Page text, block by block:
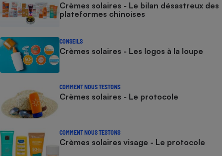
Crèmes solaires - Le bilan désastreux des
plateformes chinoises
CONSEILS
Crèmes solaires - Les logos à la loupe
COMMENT NOUS TESTONS
Crèmes solaires - Le protocole
COMMENT NOUS TESTONS
Crèmes solaires visage - Le protocole